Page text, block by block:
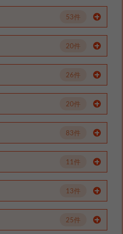
53件
20件
26件
20件
83件
11件
13件
25件